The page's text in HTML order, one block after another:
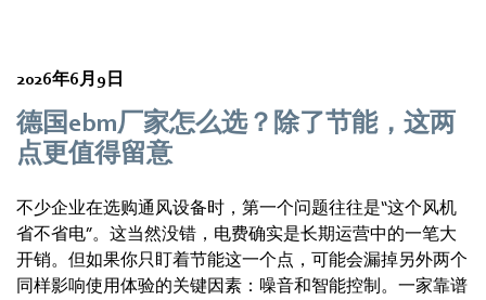
2026年6月9日
德国ebm厂家怎么选？除了节能，这两
点更值得留意
不少企业在选购通风设备时，第一个问题往往是“这个风机
省不省电”。这当然没错，电费确实是长期运营中的一笔大
开销。但如果你只盯着节能这一个点，可能会漏掉另外两个
同样影响使用体验的关键因素：噪音和智能控制。一家靠谱